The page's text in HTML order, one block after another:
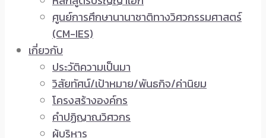
ศูนย์การศึกษานานาชาติทางวิศวกรรมศาสตร์
(CM-IES)
เกี่ยวกับ
ประวัติความเป็นมา
วิสัยทัศน์/เป้าหมาย/พันธกิจ/ค่านิยม
โครงสร้างองค์กร
คำปฏิญาณวิศวกร
ผู้บริหาร